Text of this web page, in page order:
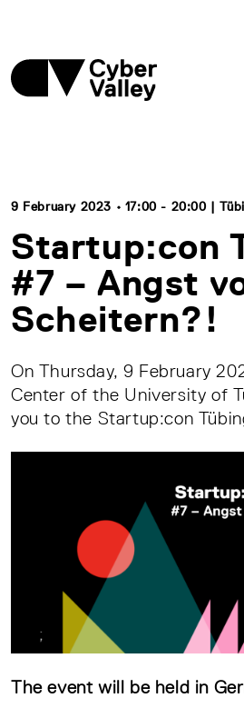
9 February 2023 • 17:00 - 20:00 |
Startup:con
#7 – Angst
Scheitern?!
On Thursday, 9 February
Center of the University of
you to the Startup:con
The event will be held in